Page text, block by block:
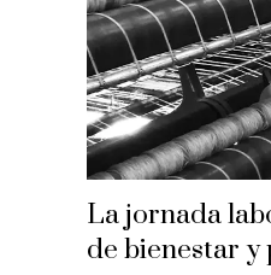
La jornada
de bienestar